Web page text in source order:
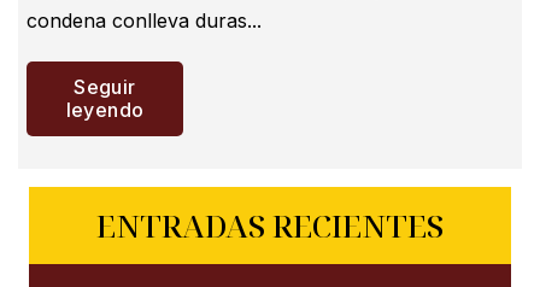
condena conlleva duras...
Seguir
leyendo
ENTRADAS RECIENTES